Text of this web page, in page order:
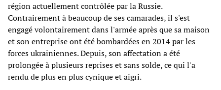
région actuellement contrôlée par la Russie.
Contrairement à beaucoup de ses camarades, il s'est
engagé volontairement dans l'armée après que sa maison
et son entreprise ont été bombardées en 2014 par les
forces ukrainiennes. Depuis, son affectation a été
prolongée à plusieurs reprises et sans solde, ce qui l'a
rendu de plus en plus cynique et aigri.